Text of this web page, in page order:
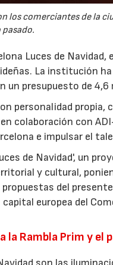
los comerciantes de la
Luces de Navidad,
La institución
presupuesto de 4,6
personalidad propia,
colaboración con
e impulsar el
de Navidad', un
y cultural,
del
europea del
Rambla Prim y el